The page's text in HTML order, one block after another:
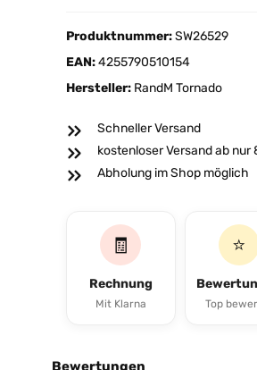
Produktnummer:SW26529
EAN:4255790510154
Hersteller: RandM Tornado
Schneller Versand
kostenloser Versand ab
Abholung im Shop möglich
🧾
Rechnung
Mit Klarna
⭐
Top
Bewertungen